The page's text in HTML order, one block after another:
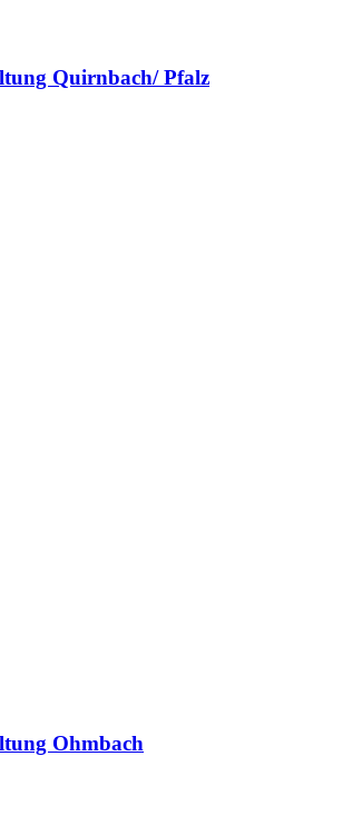
Quirnbach/ Pfalz
Ohmbach